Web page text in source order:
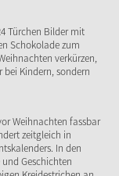
Türchen Bilder mit
Schokolade zum
verkürzen,
Kindern, sondern
Weihnachten fassbar
zeitgleich in
In den
Geschichten